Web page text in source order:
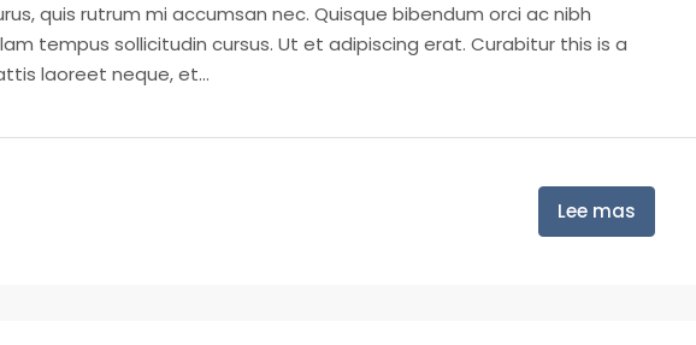
quis rutrum mi accumsan nec. Quisque bibendum orci ac nibh
tempus sollicitudin cursus. Ut et adipiscing erat. Curabitur this is a
laoreet neque, et...
Lee mas